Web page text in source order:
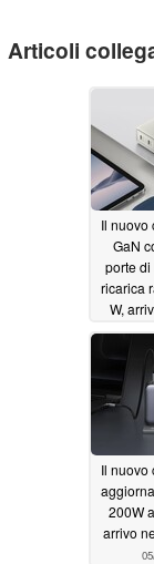
Articoli
Il nuovo
GaN
porte di
ricarica
W,
Il nuovo
200W
arrivo